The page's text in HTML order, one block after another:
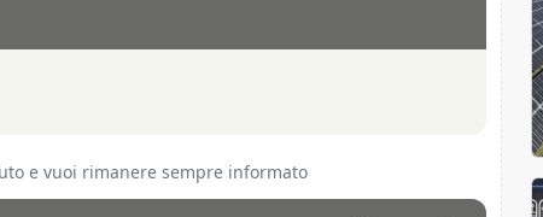
e vuoi rimanere sempre informato